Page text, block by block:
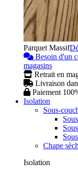
Parquet Massif
Besoin d'un
magasins
Retrait en
Livraison
Paiement
Isolation
Sous-
Chape
Isolation